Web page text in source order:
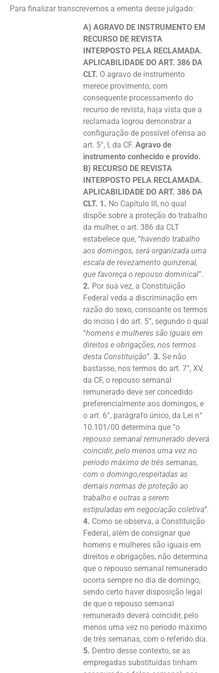
Para finalizar transcrevemos a ementa desse julgado:
A) AGRAVO DE INSTRUMENTO EM
RECURSO DE REVISTA
INTERPOSTO PELA RECLAMADA.
APLICABILIDADE DO ART. 386 DA
CLT. O agravo de instrumento
merece provimento, com
consequente processamento do
recurso de revista, haja vista que a
reclamada logrou demonstrar a
configuração de possível ofensa ao
art. 5°, I, da CF. Agravo de
instrumento conhecido e provido.
B) RECURSO DE REVISTA
INTERPOSTO PELA RECLAMADA.
APLICABILIDADE DO ART. 386 DA
CLT. 1. No Capítulo III, no qual
dispõe sobre a proteção do trabalho
da mulher, o art. 386 da CLT
estabelece que, “havendo trabalho
aos domingos, será organizada uma
escala de revezamento quinzenal,
que favoreça o repouso dominical”.
2. Por sua vez, a Constituição
Federal veda a discriminação em
razão do sexo, consoante os termos
do inciso I do art. 5°, segundo o qual
“homens e mulheres são iguais em
direitos e obrigações, nos termos
desta Constituição”. 3. Se não
bastasse, nos termos do art. 7°, XV,
da CF, o repouso semanal
remunerado deve ser concedido
preferencialmente aos domingos, e
o art. 6°, parágrafo único, da Lei n°
10.101/00 determina que “o
repouso semanal remunerado deverá
coincidir, pelo menos uma vez no
período máximo de três semanas,
com o domingo,respeitadas as
demais normas de proteção ao
trabalho e outras a serem
estipuladas em negociação coletiva”.
4. Como se observa, a Constituição
Federal, além de consignar que
homens e mulheres são iguais em
direitos e obrigações, não determina
que o repouso semanal remunerado
ocorra sempre no dia de domingo,
sendo certo haver disposição legal
de que o repouso semanal
remunerado deverá coincidir, pelo
menos uma vez no período máximo
de três semanas, com o referido dia.
5. Dentro desse contexto, se as
empregadas substituídas tinham